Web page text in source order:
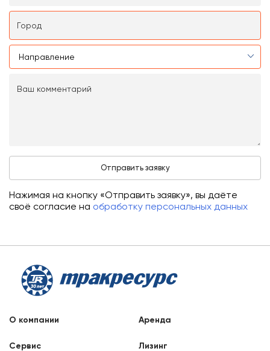
Нажимая на кнопку «Отправить заявку», вы даёте
своё согласие на обработку персональных данных
О компании Аренда
Сервис Лизинг